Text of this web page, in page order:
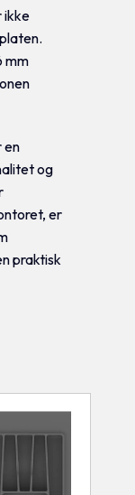
ikke
mm
en
og
er
praktisk